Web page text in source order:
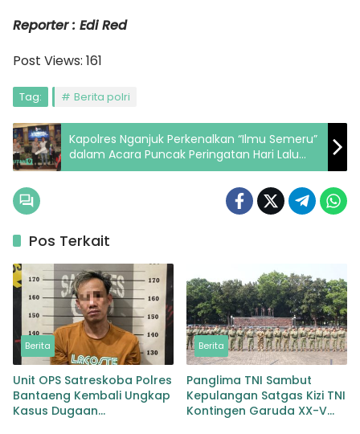
Reporter : Edi Red
Post Views: 161
Tag: Berita polri
Kapolres Nganjuk Perkenalkan “Ilmu Semeru”
dalam Acara Puncak Peringatan Hari Lalu
lintas Bhayangkara ke– 68 tahun 2023
Pos Terkait
Berita
Unit OPS Satreskoba Polres
Bantaeng Kembali Ungkap
Kasus Dugaan
Berita
Panglima TNI Sambut
Kepulangan Satgas Kizi TNI
Kontingen Garuda XX-V